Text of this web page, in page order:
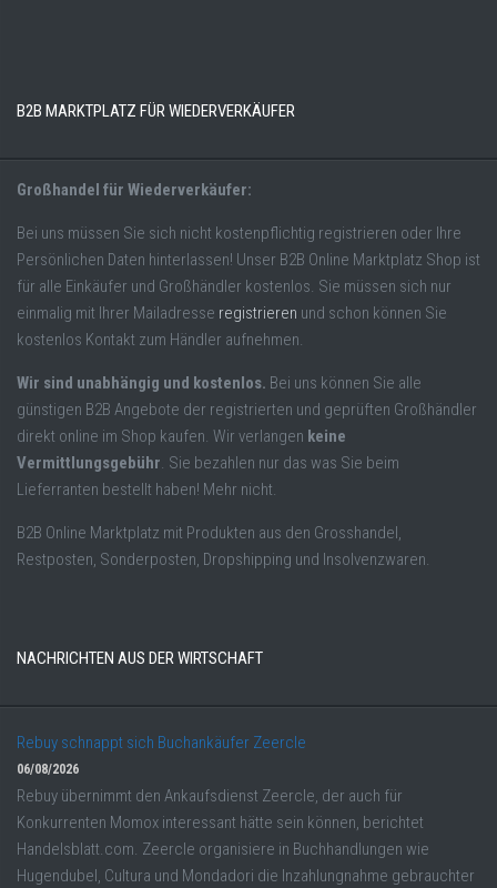
B2B MARKTPLATZ FÜR WIEDERVERKÄUFER
Großhandel für Wiederverkäufer:
Bei uns müssen Sie sich nicht kostenpflichtig registrieren oder Ihre
Persönlichen Daten hinterlassen! Unser B2B Online Marktplatz Shop ist
für alle Einkäufer und Großhändler kostenlos. Sie müssen sich nur
einmalig mit Ihrer Mailadresse registrieren und schon können Sie
kostenlos Kontakt zum Händler aufnehmen.
Wir sind unabhängig und kostenlos. Bei uns können Sie alle
günstigen B2B Angebote der registrierten und geprüften Großhändler
direkt online im Shop kaufen. Wir verlangen keine
Vermittlungsgebühr. Sie bezahlen nur das was Sie beim
Lieferranten bestellt haben! Mehr nicht.
B2B Online Marktplatz mit Produkten aus den Grosshandel,
Restposten, Sonderposten, Dropshipping und Insolvenzwaren.
NACHRICHTEN AUS DER WIRTSCHAFT
Rebuy schnappt sich Buchankäufer Zeercle
06/08/2026
Rebuy übernimmt den Ankaufsdienst Zeercle, der auch für
Konkurrenten Momox interessant hätte sein können, berichtet
Handelsblatt.com. Zeercle organisiere in Buchhandlungen wie
Hugendubel, Cultura und Mondadori die Inzahlungnahme gebrauchter